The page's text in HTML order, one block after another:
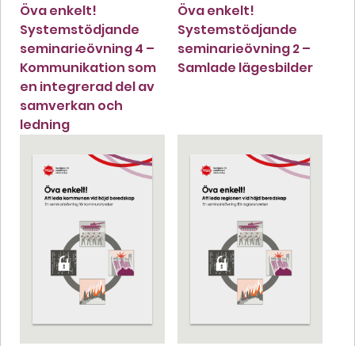
Öva enkelt!
Systemstödjande
seminarieövning 4 –
Kommunikation som
en integrerad del av
samverkan och
ledning
Öva enkelt!
Systemstödjande
seminarieövning 2 –
Samlade lägesbilder